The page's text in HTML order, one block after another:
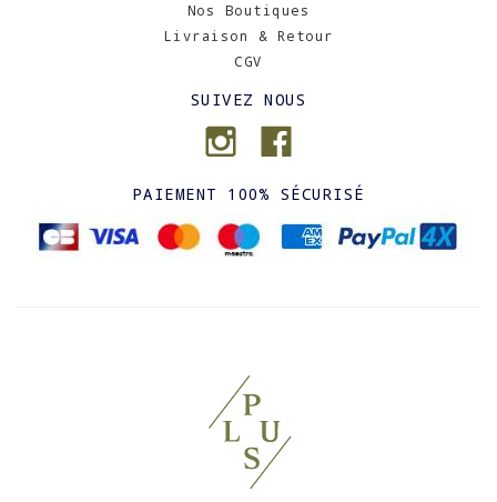
Nos Boutiques
Livraison & Retour
CGV
SUIVEZ NOUS
PAIEMENT 100% SÉCURISÉ